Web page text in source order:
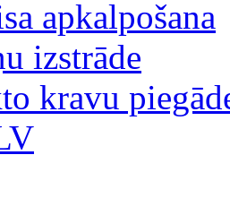
apkalpošana
izstrāde
kravu